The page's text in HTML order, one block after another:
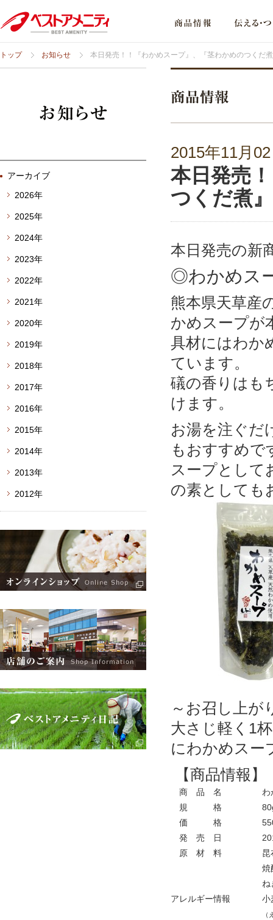
トップ お知らせ 本日発売！！『わかめスープ』、『茎わかめのつくだ
2015年11月
本日発売
つくだ煮』
本日発売の新
◎わかめス
熊本県天草産
かめスープが
具材にはわか
ています。
礒の香りはも
けます。
お湯を注ぐだ
もおすすめで
スープとして
の素としても
～お召し上が
大さじ軽く1
にわかめスー
【商品情報】
商 品 名
規 格
価 格
発 売 日
わ
原 材 料
昆
焼
ね
アレルギー情報
小
（
アーカイブ
2026年
2025年
2024年
2023年
2022年
2021年
2020年
2019年
2018年
2017年
2016年
2015年
2014年
2013年
2012年